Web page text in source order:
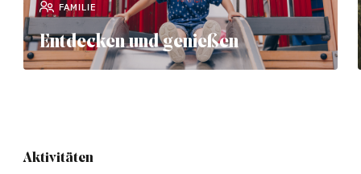
Entdecken und genießen
FAMILIE
Navigation
Aktivitäten